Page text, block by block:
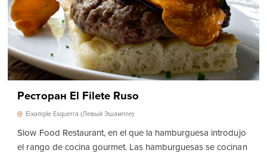
Ресторан El Filete Ruso
Eixample Esquerra (Левый Эшампле)
Slow Food Restaurant, en el que la hamburguesa introdujo
el rango de cocina gourmet. Las hamburguesas se cocinan